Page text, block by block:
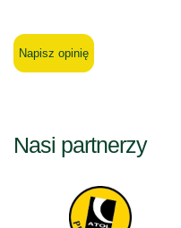
Napisz opinię
Nasi partnerzy